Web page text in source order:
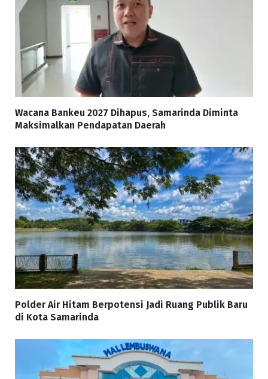
Wacana Bankeu 2027 Dihapus, Samarinda Diminta
Maksimalkan Pendapatan Daerah
Polder Air Hitam Berpotensi Jadi Ruang Publik Baru
di Kota Samarinda